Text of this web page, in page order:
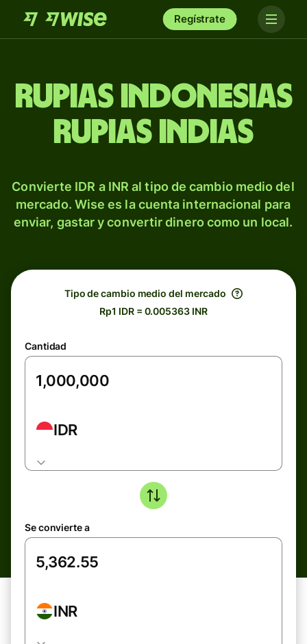
Regístrate
Rupias indonesias
rupias indias
Convierte IDR a INR al tipo de cambio medio del
mercado. Wise es la cuenta internacional para
enviar, gastar y convertir dinero como un local.
Tipo de cambio medio del mercado
Rp1 IDR = 0.005363 INR
Cantidad
IDR
Se convierte a
INR